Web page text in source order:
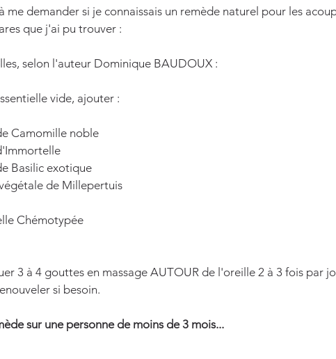
me demander si je connaissais un remède naturel pour les
que j'ai pu trouver :
selon l'auteur Dominique BAUDOUX :
vide, ajouter :
Camomille noble
Basilic exotique
de Millepertuis
Chémotypée
3 à 4 gouttes en massage AUTOUR de l'oreille 2 à 3 fois par
si besoin.
sur une personne de moins de 3 mois...